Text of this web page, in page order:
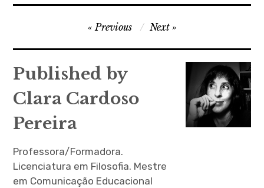
Navegação
de
artigos
Previous Next
Published by
Clara Cardoso
Pereira
Professora/Formadora.
Licenciatura em Filosofia. Mestre
em Comunicação Educacional